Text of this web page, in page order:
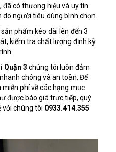
có thương hiệu và uy tín
người tiêu dùng bình chọn.
phẩm kéo dài lên đến 3
kiểm tra chất lượng định kỳ
Quận 3 chúng tôi luôn đảm
chóng và an toàn. Để
phí về các hạng mục
được báo giá trực tiếp, quý
với chúng tôi 0933.414.355